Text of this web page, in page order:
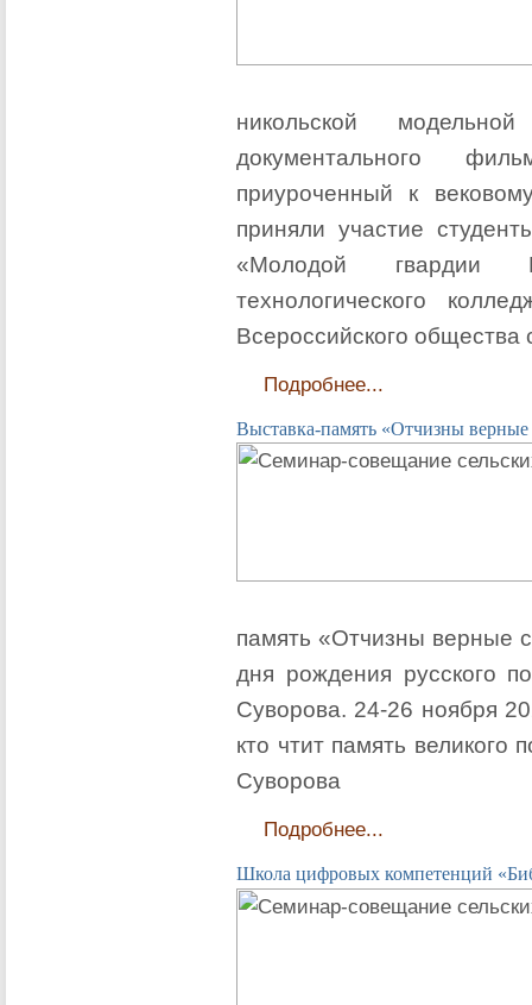
никольской
документального
приуроченный к
приняли участие
«Молодой гвардии
технологического
Всероссийского общества
Подробнее...
Выставка-память «Отчизны
память «Отчизны верные
дня рождения русского
Суворова. 24-26 ноября
кто чтит память великого
Суворова
Подробнее...
Школа цифровых компетенций